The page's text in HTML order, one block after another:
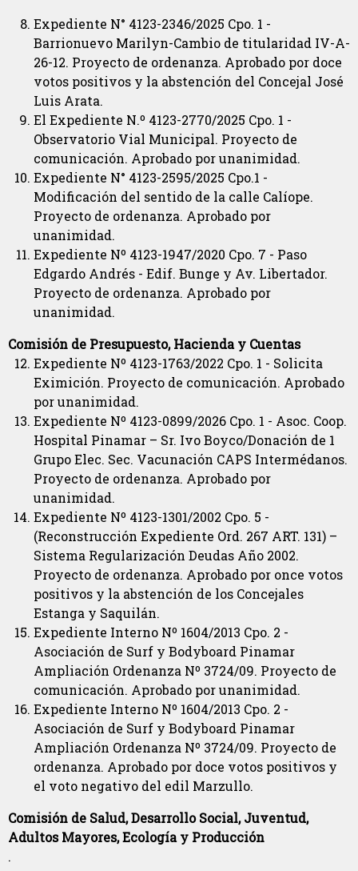
Expediente N° 4123-2346/2025 Cpo. 1 -
Barrionuevo Marilyn-Cambio de titularidad IV-A-
26-12. Proyecto de ordenanza. Aprobado por doce
votos positivos y la abstención del Concejal José
Luis Arata.
El Expediente N.º 4123-2770/2025 Cpo. 1 -
Observatorio Vial Municipal. Proyecto de
comunicación. Aprobado por unanimidad.
Expediente N° 4123-2595/2025 Cpo.1 -
Modificación del sentido de la calle Calíope.
Proyecto de ordenanza. Aprobado por
unanimidad.
Expediente Nº 4123-1947/2020 Cpo. 7 - Paso
Edgardo Andrés - Edif. Bunge y Av. Libertador.
Proyecto de ordenanza. Aprobado por
unanimidad.
Comisión de Presupuesto, Hacienda y Cuentas
Expediente Nº 4123-1763/2022 Cpo. 1 - Solicita
Eximición. Proyecto de comunicación. Aprobado
por unanimidad.
Expediente Nº 4123-0899/2026 Cpo. 1 - Asoc. Coop.
Hospital Pinamar – Sr. Ivo Boyco/Donación de 1
Grupo Elec. Sec. Vacunación CAPS Intermédanos.
Proyecto de ordenanza. Aprobado por
unanimidad.
Expediente Nº 4123-1301/2002 Cpo. 5 -
(Reconstrucción Expediente Ord. 267 ART. 131) –
Sistema Regularización Deudas Año 2002.
Proyecto de ordenanza. Aprobado por once votos
positivos y la abstención de los Concejales
Estanga y Saquilán.
Expediente Interno Nº 1604/2013 Cpo. 2 -
Asociación de Surf y Bodyboard Pinamar
Ampliación Ordenanza Nº 3724/09. Proyecto de
comunicación. Aprobado por unanimidad.
Expediente Interno Nº 1604/2013 Cpo. 2 -
Asociación de Surf y Bodyboard Pinamar
Ampliación Ordenanza Nº 3724/09. Proyecto de
ordenanza. Aprobado por doce votos positivos y
el voto negativo del edil Marzullo.
Comisión de Salud, Desarrollo Social, Juventud,
Adultos Mayores, Ecología y Producción
.